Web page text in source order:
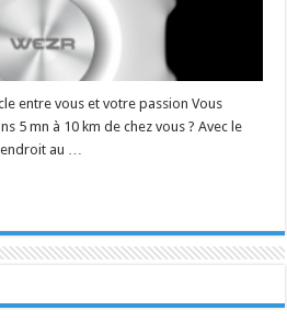
entre vous et votre passion Vous
5 mn à 10 km de chez vous ? Avec le
au …